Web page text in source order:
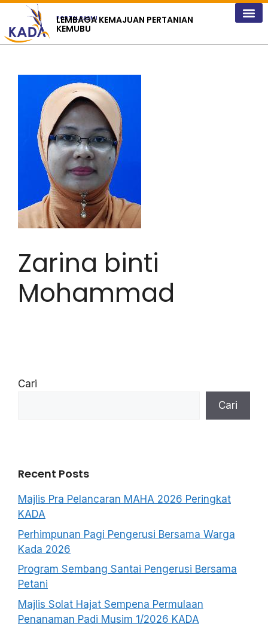
content
PORTAL RASMI
LEMBAGA KEMAJUAN PERTANIAN
KEMUBU
Zarina binti
Mohammad
Cari
Cari
Recent Posts
Majlis Pra Pelancaran MAHA 2026 Peringkat
KADA
Perhimpunan Pagi Pengerusi Bersama Warga
Kada 2026
Program Sembang Santai Pengerusi Bersama
Petani
Majlis Solat Hajat Sempena Permulaan
Penanaman Padi Musim 1/2026 KADA